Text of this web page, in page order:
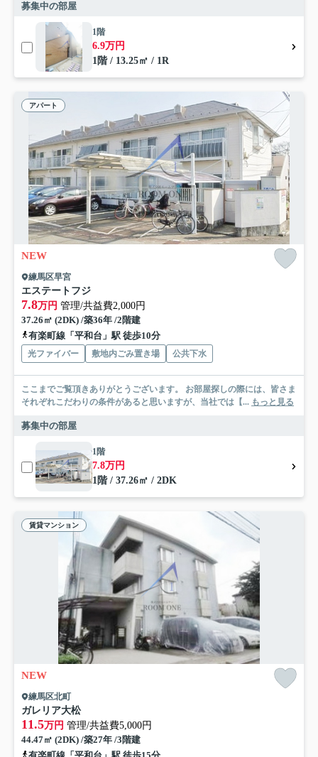
募集中の部屋
1階
6.9万円
1階 / 13.25㎡ / 1R
アパート
NEW
練馬区早宮
エステートフジ
7.8万円 管理/共益費2,000円
37.26㎡ (2DK) /築36年 /2階建
有楽町線「平和台」駅 徒歩10分
光ファイバー 敷地内ごみ置き場 公共下水
ここまでご覧頂きありがとうございます。 お部屋探しの際には、皆さま
それぞれこだわりの条件があると思いますが、当社では【... もっと見る
募集中の部屋
1階
7.8万円
1階 / 37.26㎡ / 2DK
賃貸マンション
NEW
練馬区北町
ガレリア大松
11.5万円 管理/共益費5,000円
44.47㎡ (2DK) /築27年 /3階建